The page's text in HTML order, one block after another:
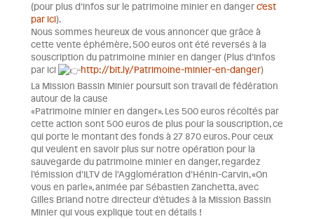
(pour plus d’infos sur le patrimoine minier en dangerc’est
par ici).
Nous sommes heureux de vous annoncer que grâce à
cette vente éphémère, 500 euros ont été reversés à la
souscription du patrimoine minier en danger (Plus d’infos
par ici
http://bit.ly/Patrimoine-minier-en-danger)
La Mission Bassin Minier poursuit son travail de fédération
autour de la cause
«Patrimoine minier en danger». Les 500 euros récoltés par
cette action sont 500 euros de plus pour la souscription, ce
qui porte le montant des fonds à 27 870 euros. Pour ceux
qui veulent en savoir plus sur notre opération pour la
sauvegarde du patrimoine minier en danger, regardez
l’émission d’ILTV de l’Agglomération d’Hénin-Carvin, «On
vous en parle», animée par Sébastien Zanchetta, avec
Gilles Briand notre directeur d’études à la Mission Bassin
Minier qui vous explique tout en détails !